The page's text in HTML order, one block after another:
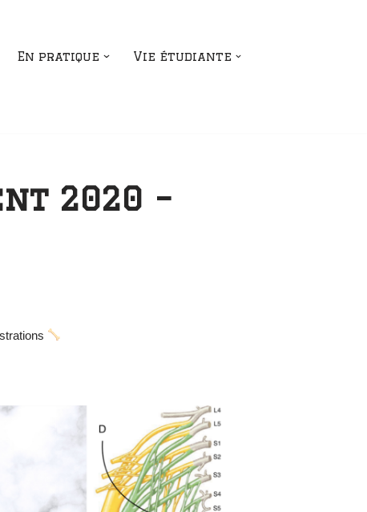
En pratique
Vie étudiante
2020 –